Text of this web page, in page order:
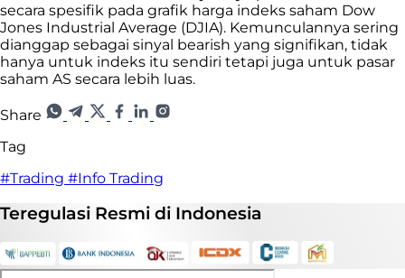
secara spesifik pada grafik harga indeks saham Dow
Jones Industrial Average (DJIA). Kemunculannya sering
dianggap sebagai sinyal bearish yang signifikan, tidak
hanya untuk indeks itu sendiri tetapi juga untuk pasar
saham AS secara lebih luas.
Share
Tag
#Trading #Info Trading
Teregulasi Resmi di Indonesia